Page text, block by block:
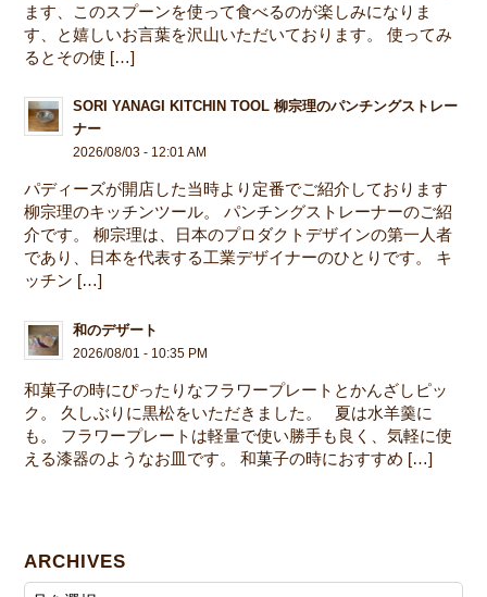
ます、このスプーンを使って食べるのが楽しみになりま
す、と嬉しいお言葉を沢山いただいております。 使ってみ
るとその使 […]
SORI YANAGI KITCHIN TOOL 柳宗理のパンチングストレー
ナー
2026/08/03 - 12:01 AM
パディーズが開店した当時より定番でご紹介しております
柳宗理のキッチンツール。 パンチングストレーナーのご紹
介です。 柳宗理は、日本のプロダクトデザインの第一人者
であり、日本を代表する工業デザイナーのひとりです。 キ
ッチン […]
和のデザート
2026/08/01 - 10:35 PM
和菓子の時にぴったりなフラワープレートとかんざしピッ
ク。 久しぶりに黒松をいただきました。 夏は水羊羹に
も。 フラワープレートは軽量で使い勝手も良く、気軽に使
える漆器のようなお皿です。 和菓子の時におすすめ […]
ARCHIVES